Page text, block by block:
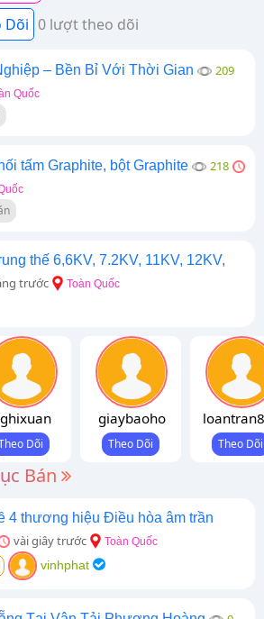
0 lượt theo dõi
– Bền Bỉ Với Thời Gian
209
Quốc
tấm Graphite, bột Graphite
218
thế 6,6KV, 7.2KV, 11KV, 12KV,
trước Toàn Quốc
giaybaoho
Bán
4 thương hiệu Điều hòa âm trần
vài giây trước Toàn Quốc
vinhphat